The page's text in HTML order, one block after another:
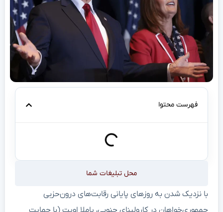
فهرست محتوا
محل تبلیغات شما
با نزدیک شدن به روزهای پایانی رقابت‌های درون‌حزبی